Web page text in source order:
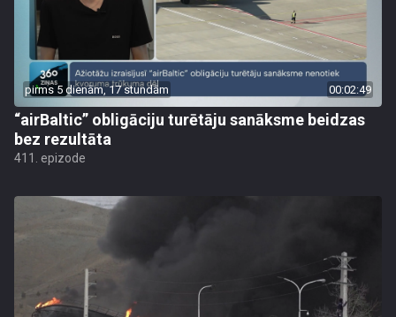
pirms 5 dienām, 17 stundām 00:02:49
“airBaltic” obligāciju turētāju sanāksme beidzas
bez rezultāta
411. epizode